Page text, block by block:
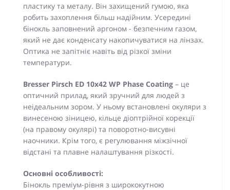
пластику та металу. Він захищений гумою, яка
робить захоплення більш надійним. Усередині
бінокль заповнений аргоном - безпечним газом,
який не дає конденсату накопичуватися на лінзах.
Оптика не запітніє навіть від різкої зміни
температури.
Bresser Pirsch ED 10x42 WP Phase Coating – це
оптичний прилад, який зручний для людей з
неідеальним зором. У ньому встановлені окуляри з
винесеною зіницею, кільце діоптрійної корекції
(на правому окулярі) та поворотно-висувні
наочники. Крім того, є регулювання міжзічної
відстані та плавне налаштування різкості.
Основні особливості:
Бінокль преміум-рівня з ширококутною